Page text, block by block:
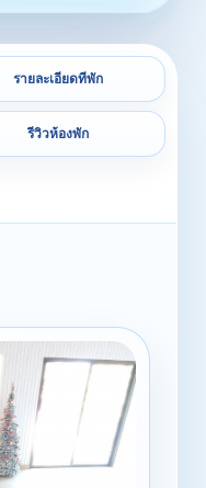
รายละเอียดที่พัก
รีวิวห้องพัก